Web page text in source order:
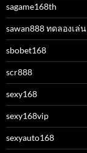
sagame168th
sawan888 ทดลองเล่น
sbobet168
scr888
sexy168
sexy168vip
sexyauto168